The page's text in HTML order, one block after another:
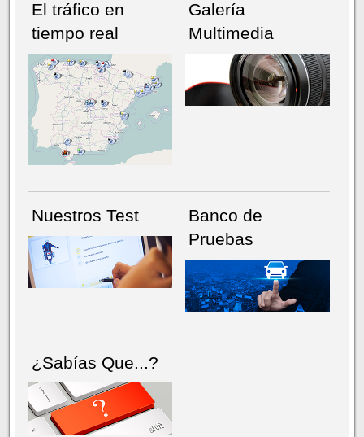
NÚMERO ACTUALHEMEROTECA
El tráfico en
tiempo real
Galería
Multimedia
Nuestros Test
Banco de
Pruebas
¿Sabías Que...?